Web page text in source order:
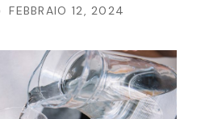
FEBBRAIO 12, 2024